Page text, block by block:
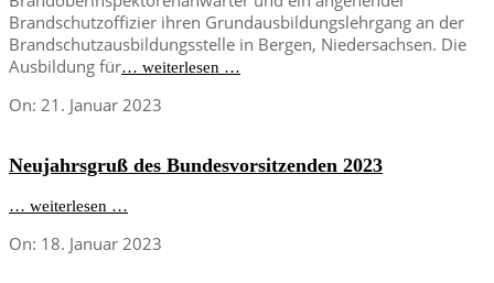
Brandschutzoffizier ihren Grundausbildungslehrgang an der
Brandschutzausbildungsstelle in Bergen, Niedersachsen. Die
Ausbildung für… weiterlesen …
2023-
On: 21. Januar 2023
Neujahrsgruß des Bundesvorsitzenden 2023
… weiterlesen …
2023-
On: 18. Januar 2023